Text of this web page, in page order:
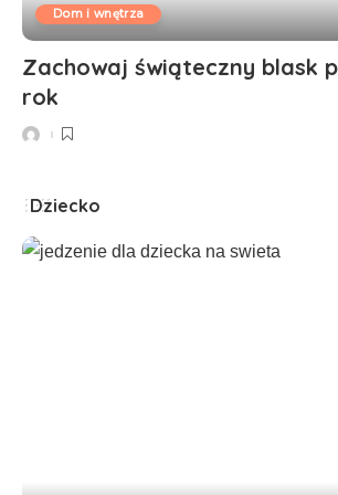
Dom i wnętrza
Zachowaj świąteczny blask
rok
Dziecko